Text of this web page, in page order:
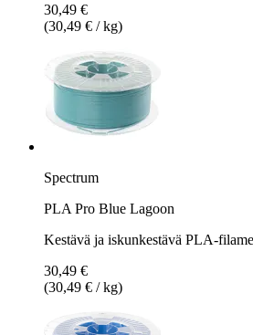
30,49 €
(30,49 € / kg)
Spectrum
PLA Pro Blue Lagoon
Kestävä ja iskunkestävä PLA-
30,49 €
(30,49 € / kg)